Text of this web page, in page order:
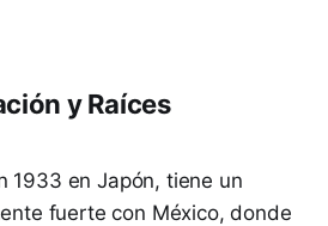
y Raíces
1933 en Japón, tiene un
fuerte con México, donde